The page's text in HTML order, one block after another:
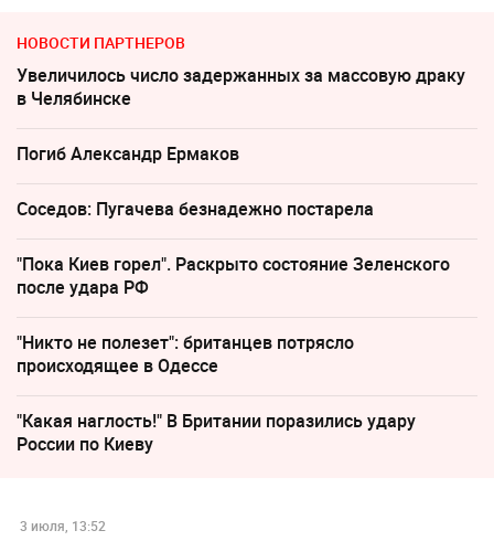
НОВОСТИ ПАРТНЕРОВ
Увеличилось число задержанных за массовую драку
в Челябинске
Погиб Александр Ермаков
Соседов: Пугачева безнадежно постарела
"Пока Киев горел". Раскрыто состояние Зеленского
после удара РФ
"Никто не полезет": британцев потрясло
происходящее в Одессе
"Какая наглость!" В Британии поразились удару
России по Киеву
3 июля, 13:52